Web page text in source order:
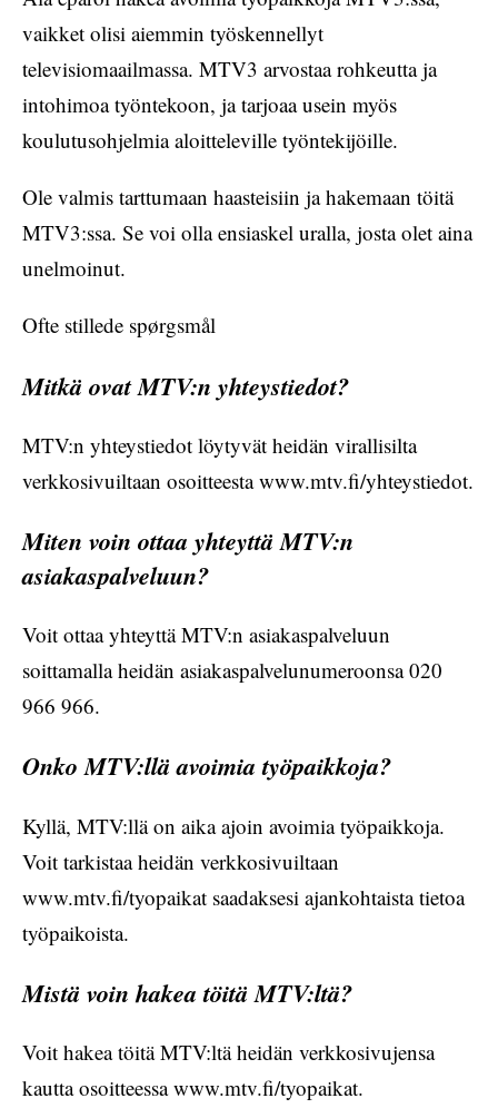
vaikket olisi aiemmin työskennellyt
televisiomaailmassa. MTV3 arvostaa rohkeutta ja
intohimoa työntekoon, ja tarjoaa usein myös
koulutusohjelmia aloitteleville työntekijöille.
Ole valmis tarttumaan haasteisiin ja hakemaan töitä
MTV3:ssa. Se voi olla ensiaskel uralla, josta olet aina
unelmoinut.
Ofte stillede spørgsmål
Mitkä ovat MTV:n yhteystiedot?
MTV:n yhteystiedot löytyvät heidän virallisilta
verkkosivuiltaan osoitteesta www.mtv.fi/yhteystiedot.
Miten voin ottaa yhteyttä MTV:n
asiakaspalveluun?
Voit ottaa yhteyttä MTV:n asiakaspalveluun
soittamalla heidän asiakaspalvelunumeroonsa 020
966 966.
Onko MTV:llä avoimia työpaikkoja?
Kyllä, MTV:llä on aika ajoin avoimia työpaikkoja.
Voit tarkistaa heidän verkkosivuiltaan
www.mtv.fi/tyopaikat saadaksesi ajankohtaista tietoa
työpaikoista.
Mistä voin hakea töitä MTV:ltä?
Voit hakea töitä MTV:ltä heidän verkkosivujensa
kautta osoitteessa www.mtv.fi/tyopaikat.